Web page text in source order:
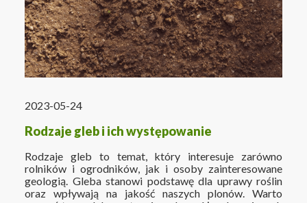
2023-05-24
Rodzaje gleb i ich występowanie
Rodzaje gleb to temat, który interesuje zarówno
rolników i ogrodników, jak i osoby zainteresowane
geologią. Gleba stanowi podstawę dla uprawy roślin
oraz wpływają na jakość naszych plonów. Warto